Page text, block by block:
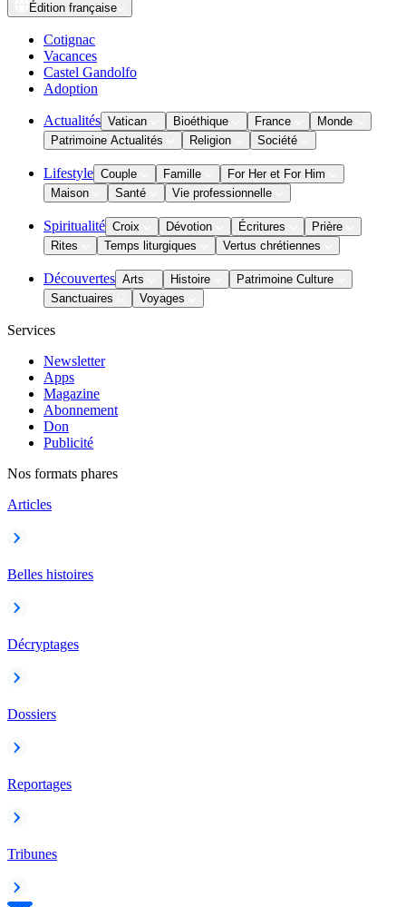
Édition française
Cotignac
Vacances
Castel Gandolfo
Adoption
Actualités Vatican Bioéthique France
Monde
Patrimoine Actualités
Religion Société
Lifestyle Couple Famille
For Her et For Him
Maison
Santé Vie professionnelle
Spiritualité Croix Dévotion Écritures
Prière
Rites
Temps liturgiques Vertus chrétiennes
Découvertes Arts Histoire
Patrimoine Culture
Sanctuaires
Voyages
Services
Newsletter
Apps
Magazine
Abonnement
Don
Publicité
Nos formats phares
Articles
Belles histoires
Décryptages
Dossiers
Reportages
Tribunes